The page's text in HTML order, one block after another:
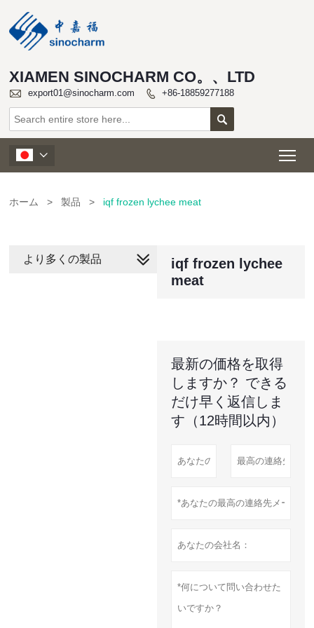
XIAMEN SINOCHARM CO。、LTD
 export01@sinocharm.com  +86-18859277188


ホーム > 製品 > iqf frozen lychee meat
iqf frozen lychee
meat
最新の価格を取得
しますか？ できる
だけ早く返信しま
す（12時間以内）
より多くの製品